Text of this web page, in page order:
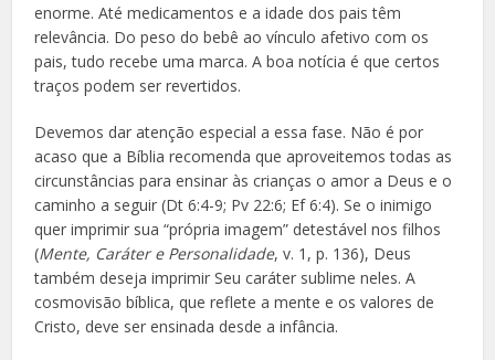
enorme. Até medicamentos e a idade dos pais têm
relevância. Do peso do bebê ao vínculo afetivo com os
pais, tudo recebe uma marca. A boa notícia é que certos
traços podem ser revertidos.
Devemos dar atenção especial a essa fase. Não é por
acaso que a Bíblia recomenda que aproveitemos todas as
circunstâncias para ensinar às crianças o amor a Deus e o
caminho a seguir (Dt 6:4-9; Pv 22:6; Ef 6:4). Se o inimigo
quer imprimir sua “própria imagem” detestável nos filhos
(Mente, Caráter e Personalidade, v. 1, p. 136), Deus
também deseja imprimir Seu caráter sublime neles. A
cosmovisão bíblica, que reflete a mente e os valores de
Cristo, deve ser ensinada desde a infância.